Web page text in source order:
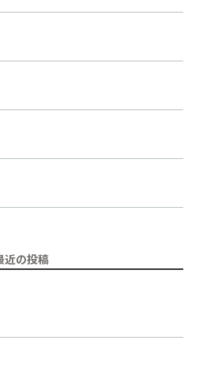
近の投稿